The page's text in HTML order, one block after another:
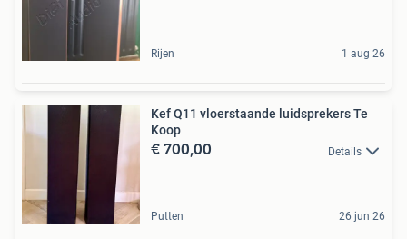
Rijen 1 aug 26
Kef Q11 vloerstaande luidsprekers Te
Koop
€ 700,00 Details
Putten 26 jun 26